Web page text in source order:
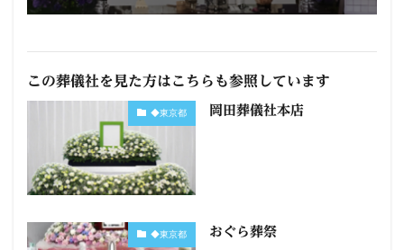
この葬儀社を見た方はこちらも参照しています
◆東京都 岡田葬儀社本店
◆東京都 おぐら葬祭